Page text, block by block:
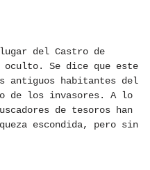
del Castro de
oculto. Se dice que este
antiguos habitantes del
de los invasores. A lo
de tesoros han
escondida, pero sin